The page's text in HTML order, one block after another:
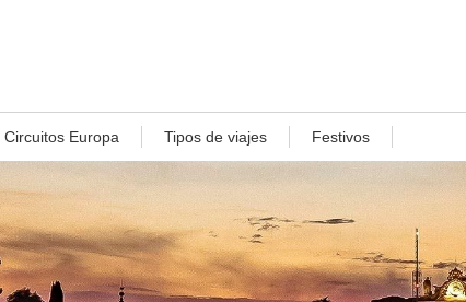
Circuitos Europa Tipos de viajes Festivos